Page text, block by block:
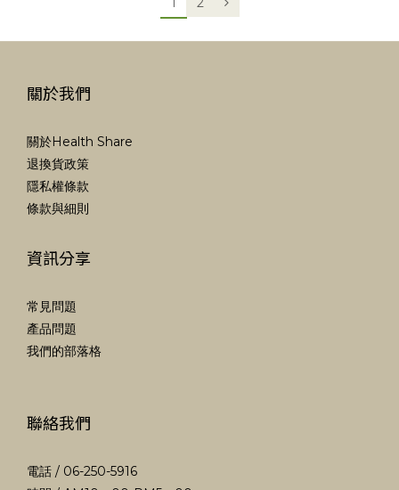
關於我們
關於Health Share
退換貨政策
隱私權條款
條款與細則
資訊分享
常見問題
產品問題
我們的部落格
聯絡我們
電話 / 06-250-5916